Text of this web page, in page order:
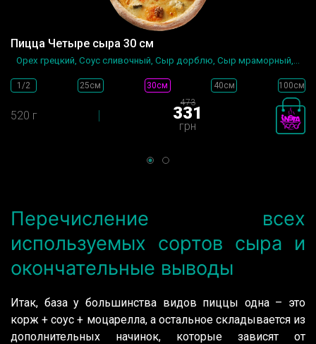
Пицца Четыре сыра 30 см
Орех грецкий, Соус сливочный, Сыр дорблю, Сыр мраморный,...
1/2 25см 30см 40см 100см
520 г
473
331
грн
Перечисление всех
используемых сортов сыра и
окончательные выводы
Итак, база у большинства видов пиццы одна – это
корж + соус + моцарелла, а остальное складывается из
дополнительных начинок, которые зависят от